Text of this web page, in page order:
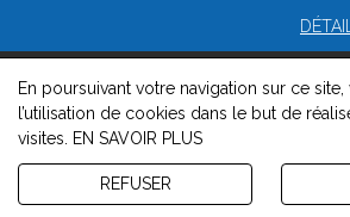
© 2026, Greffe du tribunal de commerce
légales-Contact -Gestion des
confidentialité et de
Version : 1.8.1
En poursuivant votre navigation sur ce
l’utilisation de cookies dans le but de
visites.
EN SAVOIR PLUS
REFUSER